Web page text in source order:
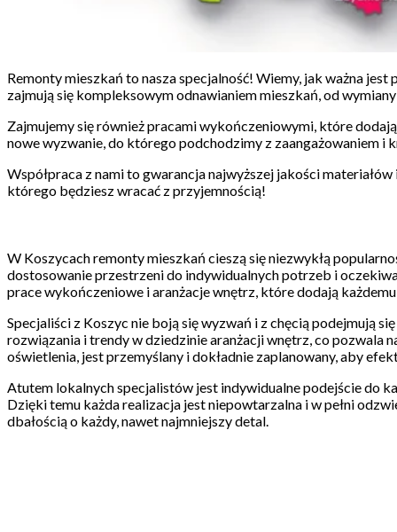
Remonty mieszkań to nasza specjalność! Wiemy, jak ważna
zajmują się kompleksowym odnawianiem mieszkań, od
Zajmujemy się również pracami wykończeniowymi, które
nowe wyzwanie, do którego podchodzimy z zaangażowaniem i
Współpraca z nami to gwarancja najwyższej jakości
którego będziesz wracać z przyjemnością!
W Koszycach remonty mieszkań cieszą się niezwykłą
dostosowanie przestrzeni do indywidualnych potrzeb i
prace wykończeniowe i aranżacje wnętrz, które dodają
Specjaliści z Koszyc nie boją się wyzwań i z chęcią podejmują
rozwiązania i trendy w dziedzinie aranżacji wnętrz, co pozwala
oświetlenia, jest przemyślany i dokładnie zaplanowany, aby
Atutem lokalnych specjalistów jest indywidualne podejście do
Dzięki temu każda realizacja jest niepowtarzalna i w pełni
dbałością o każdy, nawet najmniejszy detal.